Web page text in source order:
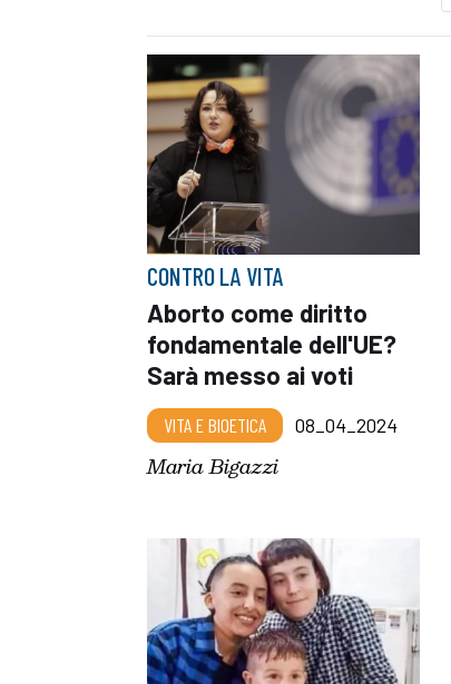
CONTRO LA VITA
Aborto come diritto
fondamentale dell'UE?
Sarà messo ai voti
VITA E BIOETICA 08_04_2024
Maria Bigazzi